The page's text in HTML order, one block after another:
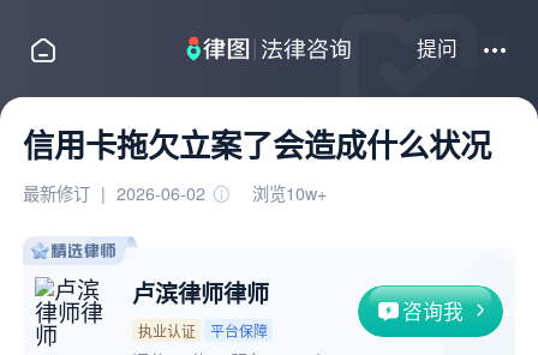
提问
信用卡拖欠立案了会造成什么状况
最新修订 | 2026-06-02 浏览10w+
卢滨律师律师
执业认证 平台保障
咨询我